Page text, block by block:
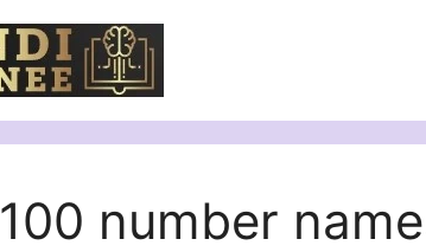
number